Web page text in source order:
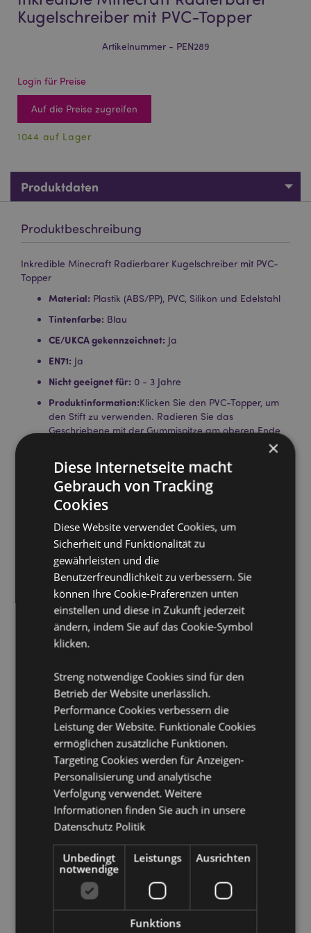
Kugelschreiber mit PVC-Topper
Artikelnummer - PEN289
Login für Preise
Auf die Preise zugreifen
1044 auf Lager
Produktdaten
Produktbeschreibung
Inkredible Minecraft Radierbarer Kugelschreiber mit PVC-
Topper
Material: Plastik (ABS/PP), PVC, Silikon und Edelstahl
Tintenfarbe: Blau
CE/UKCA gekennzeichnet: Ja
EN71: Ja
Nicht geeignet für: 0 - 3 Jahre
Produktinformation:Klicken Sie den PVC-Topper, um
den Stift zu verwenden. Radieren Sie das
Geschriebene mit der Gummispitze am oberen Ende
Lizenz-Informationen:Dieses Produkt ist für die unten
aufgeführten Länder vollständig lizenziert. Wenn Sie
sich außerhalb dieser Gebiete befinden, versuchen
Sie bitte nicht, dieses Produkt zu kaufen. Andernfalls
wird es aus Ihrer Bestellung entfernt. Für weitere
Informationen wenden Sie sich bitte an unseren
Kundenservice.
Lizenzierte Gebiete: Åland-Inseln, Albanien,
Österreich, Azoren (Portugal), Balearen (Spanien),
Belgien, Bermuda, Bosnien und Herzegowina,
Bulgarien, Kanarische Inseln (Spanien), Ceuta und
Melilla, Korsika (Frankreich), Kroatien, Zypern,
Tschechische Republik, Dänemark, Estland, Finnland
(Festland), Frankreich (Festland), Französisch-
Guadeloupe, Guernsey (Kanalinseln), Heiliger Stuhl
(Vatikanstadt), Ungarn, Island, Irland, Isle of Man
(Vereinigtes Königreich), Italien (Festland), Jersey
(Kanalinseln), Kuwait, Lettland, Liechtenstein, Litauen,
Luxemburg, Nordmazedonien, Madeira (Portugal),
Malta, Martinique, Mayotte, Monaco, Montenegro,
Niederlande, Norwegen, Polen, Portugal (Festland),
Réunion, Rumänien, Saint-Martin (französischer Teil),
San Marino, Saudi-Arabien, Serbien, Sizilien (Italien),
Slowakei, Slowenien, Spanien (Festland), Schweden,
Schweiz, Ukraine, Vereinigte Arabische Emirate,
Vereinigtes Königreich (Festland), Vereinigtes
Produkttressourcen:
Möchten Sie mehr über den Einkauf bei Puckator
Kundeninformationen.
×
Diese Internetseite macht
Gebrauch von Tracking
Cookies
Diese Website verwendet Cookies, um
Sicherheit und Funktionalität zu
gewährleisten und die
Benutzerfreundlichkeit zu verbessern. Sie
können Ihre Cookie-Präferenzen unten
einstellen und diese in Zukunft jederzeit
ändern, indem Sie auf das Cookie-Symbol
klicken.
Streng notwendige Cookies sind für den
Betrieb der Website unerlässlich.
Performance Cookies verbessern die
Leistung der Website. Funktionale Cookies
ermöglichen zusätzliche Funktionen.
Targeting Cookies werden für Anzeigen-
Personalisierung und analytische
Verfolgung verwendet. Weitere
Informationen finden Sie auch in unsere
Datenschutz Politik
Unbedingt
notwendige
Leistungs Ausrichten
Funktions